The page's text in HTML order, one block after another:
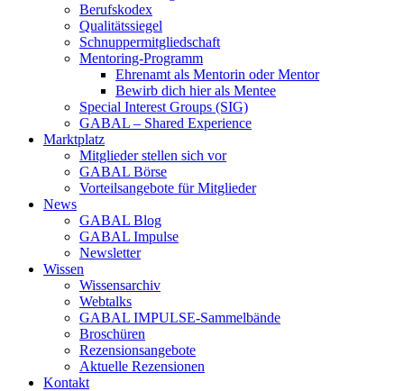
Berufskodex
Qualitätssiegel
Schnuppermitgliedschaft
Mentoring-Programm
Ehrenamt als Mentorin oder Mentor
Bewirb dich hier als Mentee
Special Interest Groups (SIG)
GABAL – Shared Experience
Marktplatz
Mitglieder stellen sich vor
GABAL Börse
Vorteilsangebote für Mitglieder
News
GABAL Blog
GABAL Impulse
Newsletter
Wissen
Wissensarchiv
Webtalks
GABAL IMPULSE-Sammelbände
Broschüren
Rezensionsangebote
Aktuelle Rezensionen
Kontakt